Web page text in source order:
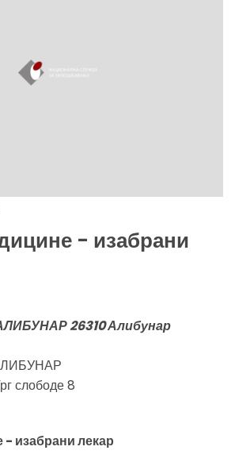
- изабрани
26310 Алибунар
слободе 8
изабрани лекар